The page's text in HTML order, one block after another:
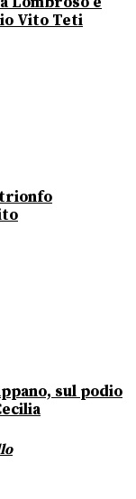
Vito Teti
trionfo
sul podio